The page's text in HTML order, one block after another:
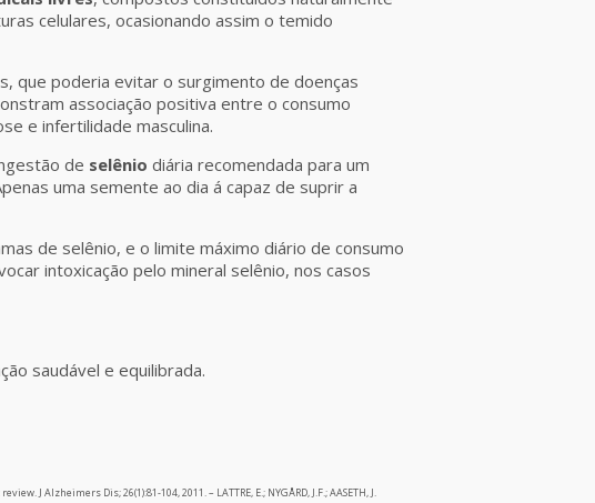
celulares, ocasionando assim o temido
que poderia evitar o surgimento de doenças
associação positiva entre o consumo
e infertilidade masculina.
de selênio diária recomendada para um
uma semente ao dia á capaz de suprir a
de selênio, e o limite máximo diário de consumo
intoxicação pelo mineral selênio, nos casos
saudável e equilibrada.
J Alzheimers Dis; 26(1):81-104, 2011. – LATTRE, E.; NYGÅRD, J.F.; AASETH, J.